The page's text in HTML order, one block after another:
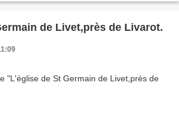
de Livet,près de Livarot.